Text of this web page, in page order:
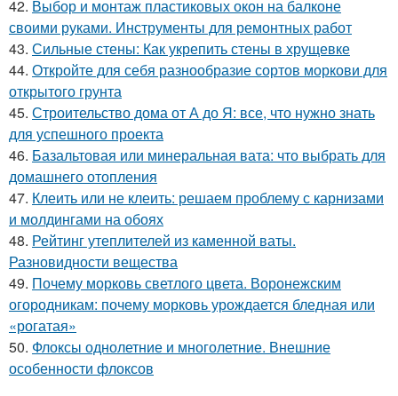
42. Выбор и монтаж пластиковых окон на балконе
своими руками. Инструменты для ремонтных работ
43. Сильные стены: Как укрепить стены в хрущевке
44. Откройте для себя разнообразие сортов моркови для
открытого грунта
45. Строительство дома от А до Я: все, что нужно знать
для успешного проекта
46. Базальтовая или минеральная вата: что выбрать для
домашнего отопления
47. Клеить или не клеить: решаем проблему с карнизами
и молдингами на обоях
48. Рейтинг утеплителей из каменной ваты.
Разновидности вещества
49. Почему морковь светлого цвета. Воронежским
огородникам: почему морковь урождается бледная или
«рогатая»
50. Флоксы однолетние и многолетние. Внешние
особенности флоксов